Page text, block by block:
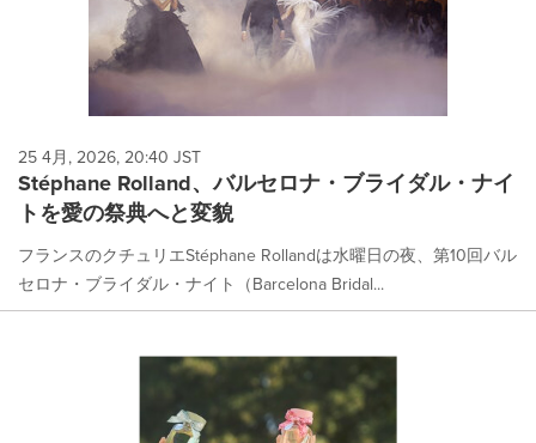
25 4月, 2026, 20:40 JST
Stéphane Rolland、バルセロナ・ブライダル・ナイ
トを愛の祭典へと変貌
フランスのクチュリエStéphane Rollandは水曜日の夜、第10回バル
セロナ・ブライダル・ナイト（Barcelona Bridal...